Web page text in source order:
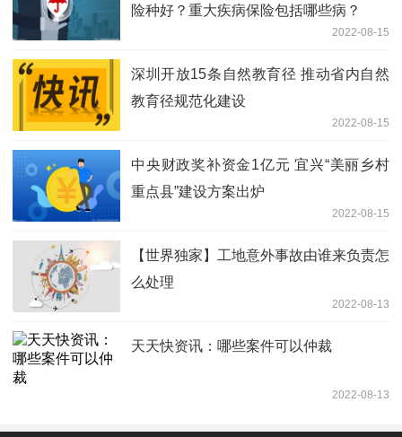
险种好？重大疾病保险包括哪些病？
2022-08-15
深圳开放15条自然教育径 推动省内自然
教育径规范化建设
2022-08-15
中央财政奖补资金1亿元 宜兴“美丽乡村
重点县”建设方案出炉
2022-08-15
【世界独家】工地意外事故由谁来负责怎
么处理
2022-08-13
天天快资讯：哪些案件可以仲裁
2022-08-13